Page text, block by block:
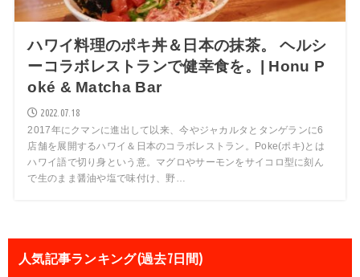
ハワイ料理のポキ丼＆日本の抹茶。 ヘルシ
ーコラボレストランで健幸食を。| Honu P
oké & Matcha Bar
2022.07.18
2017年にクマンに進出して以来、今やジャカルタとタンゲランに6
店舗を展開するハワイ＆日本のコラボレストラン。Poke(ポキ)とは
ハワイ語で切り身という意。マグロやサーモンをサイコロ型に刻ん
で生のまま醤油や塩で味付け、野…
人気記事ランキング(過去7日間)